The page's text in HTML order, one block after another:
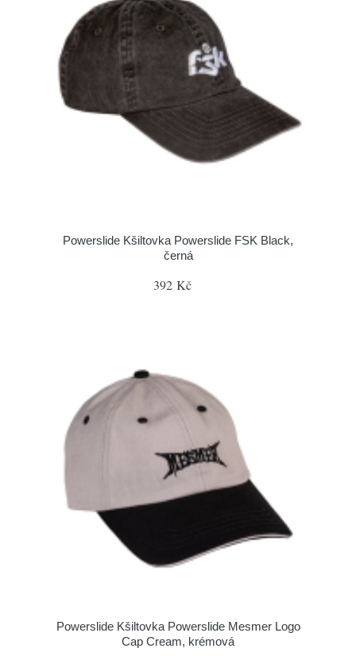
Powerslide Kšiltovka Powerslide FSK Black,
černá
392 Kč
Powerslide Kšiltovka Powerslide Mesmer Logo
Cap Cream, krémová